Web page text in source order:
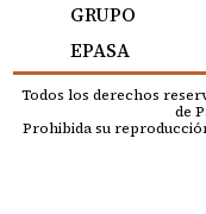
GRUPO
EPASA
Todos los derechos
de
Prohibida su